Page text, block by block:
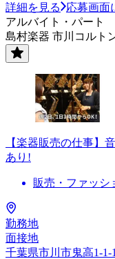
詳細を見る
応募画面
アルバイト・パート
島村楽器 市川コルト
【楽器販売の仕事】
あり!
販売・ファッシ
勤務地
面接地
千葉県市川市鬼高1-